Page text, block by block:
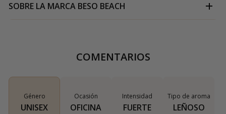
SOBRE LA MARCA BESO BEACH
COMENTARIOS
Género
UNISEX
Ocasión
OFICINA
Intensidad
FUERTE
Tipo de aroma
LEÑOSO